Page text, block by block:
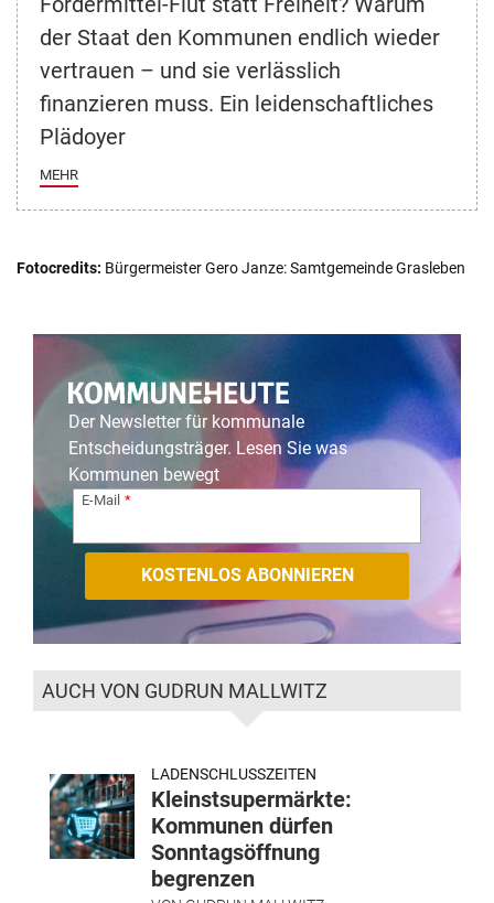
der Staat den Kommunen endlich wieder
vertrauen – und sie verlässlich
finanzieren muss. Ein leidenschaftliches
Plädoyer
MEHR
Fotocredits: Bürgermeister Gero Janze: Samtgemeinde Grasleben
Der Newsletter für kommunale
Entscheidungsträger. Lesen Sie was
Kommunen bewegt
E-Mail
AUCH VON GUDRUN MALLWITZ
LADENSCHLUSSZEITEN
Kleinstsupermärkte:
Kommunen dürfen
Sonntagsöffnung
begrenzen